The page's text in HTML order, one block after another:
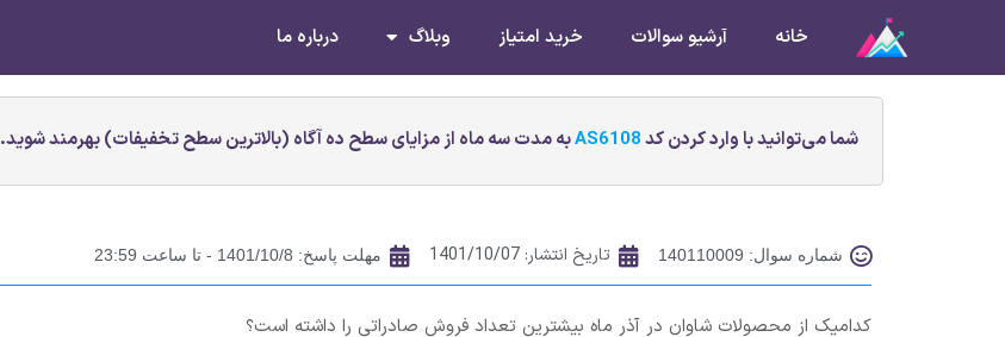
خانه آرشیو سوالات خرید امتیاز وبلاگ درباره ما
شما می‌توانید با وارد کردن کدAS6108به مدت سه ماه از مزایای سطح ده آگاه (بالاترین سطح تخفیفات) بهرمند شوید.
شماره سوال: 140110009 تاریخ انتشار: 1401/10/07 مهلت پاسخ: 1401/10/8 - تا ساعت 23:59
کدامیک از محصولات شاوان در آذر ماه بیشترین تعداد فروش صادراتی را داشته است؟